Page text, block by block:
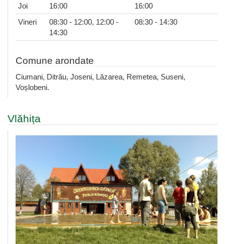
Joi
16:00
16:00
Vineri
08:30 - 12:00, 12:00 -
14:30
08:30 - 14:30
Comune arondate
Ciumani, Ditrău, Joseni, Lăzarea, Remetea, Suseni,
Voșlobeni.
Vlăhița